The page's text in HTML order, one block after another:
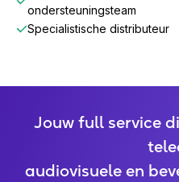
ondersteuningsteam
Specialistische distributeur
Jouw full service
audiovisuele en